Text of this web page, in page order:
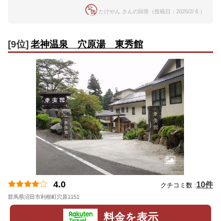
たけやん さんの回答（投稿日：2025/2/ 6 ）
[9位] 老神温泉 穴原湯 東秀館
4.0 クチコミ数 :10件
群馬県沼田市利根町穴原1151
料金を表示